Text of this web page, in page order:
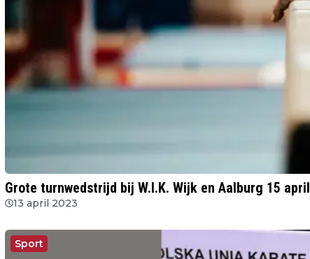
Grote turnwedstrijd bij W.I.K. Wijk en Aalburg 15 april
13 april 2023
Sport